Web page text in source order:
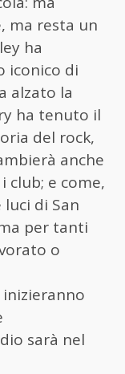
ma resta un
ha
iconico di
alzato la
ha tenuto il
del rock,
anche
club; e come,
di San
per tanti
o
sarà nel